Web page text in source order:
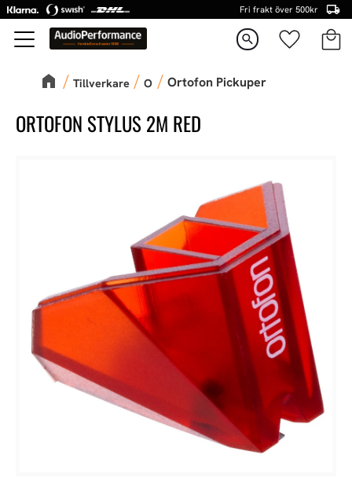
Meny
Fri frakt över 500kr
search Favoriter
Tillverkare O Ortofon Pickuper
ORTOFON STYLUS 2M RED